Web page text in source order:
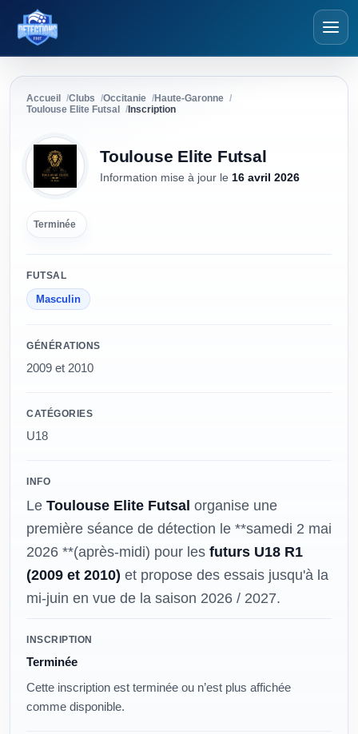
Détections Futsal
Accueil Clubs Occitanie
Haute-Garonne
Toulouse Elite Futsal
Inscription
Toulouse Elite Futsal
Information mise à jour le 16 avril 2026
Terminée
FUTSAL
Masculin
GÉNÉRATIONS
2009 et 2010
CATÉGORIES
U18
INFO
Le Toulouse Elite Futsal organise une
première séance de détection le **samedi 2 mai
2026 **(après-midi) pour les futurs U18 R1
(2009 et 2010) et propose des essais jusqu'à la
mi-juin en vue de la saison 2026 / 2027.
Modalités
INSCRIPTION
Terminée
Cette inscription est terminée ou n’est plus affichée
comme disponible.